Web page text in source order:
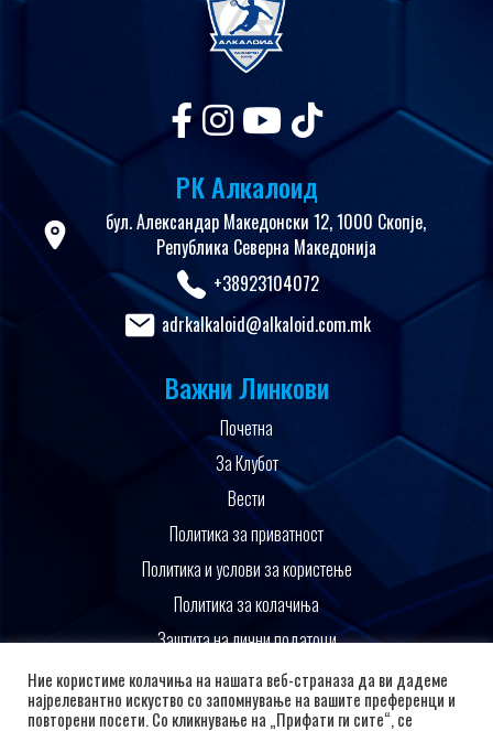
РК Алкалоид
бул. Александар Македонски 12, 1000 Скопје,
Република Северна Македонија
+38923104072
adrkalkaloid@alkaloid.com.mk
Важни Линкови
Почетна
За Клубот
Вести
Политика за приватност
Политика и услови за користење
Политика за колачиња
Заштита на лични податоци
Поддржано од
Ние користиме колачиња на нашата веб-страназа да ви дадеме
најрелевантно искуство со запомнување на вашите преференци и
повторени посети. Со кликнување на „Прифати ги сите“, се